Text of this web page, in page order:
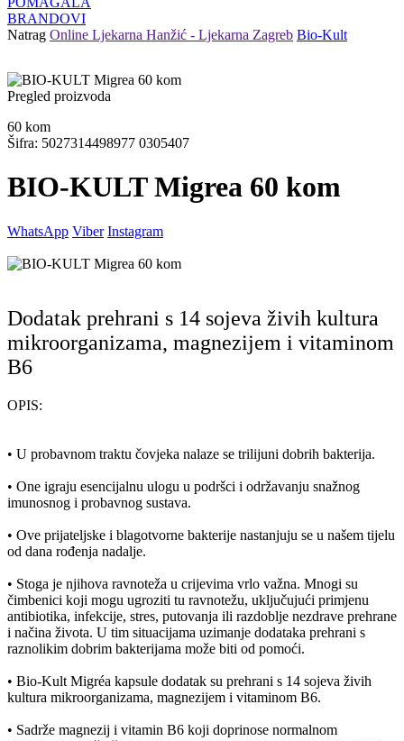
BRANDOVI
Natrag Online Ljekarna Hanžić - Ljekarna Zagreb Bio-Kult
Pregled proizvoda
60 kom
Šifra: 5027314498977 0305407
BIO-KULT Migrea 60 kom
WhatsApp Viber Instagram
Dodatak prehrani s 14 sojeva živih kultura
mikroorganizama, magnezijem i vitaminom
B6
OPIS:
• U probavnom traktu čovjeka nalaze se trilijuni dobrih bakterija.
• One igraju esencijalnu ulogu u podršci i održavanju snažnog
imunosnog i probavnog sustava.
• Ove prijateljske i blagotvorne bakterije nastanjuju se u našem tijelu
od dana rođenja nadalje.
• Stoga je njihova ravnoteža u crijevima vrlo važna. Mnogi su
čimbenici koji mogu ugroziti tu ravnotežu, uključujući primjenu
antibiotika, infekcije, stres, putovanja ili razdoblje nezdrave prehrane
i načina života. U tim situacijama uzimanje dodataka prehrani s
raznolikim dobrim bakterijama može biti od pomoći.
• Bio-Kult Migréa kapsule dodatak su prehrani s 14 sojeva živih
kultura mikroorganizama, magnezijem i vitaminom B6.
• Sadrže magnezij i vitamin B6 koji doprinose normalnom